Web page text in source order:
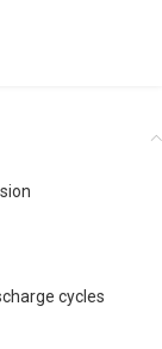
cycles